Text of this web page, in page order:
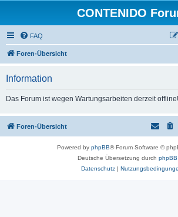
CONTENIDO
FAQ
Foren-Übersicht
Information
Das Forum ist wegen Wartungsarbeiten derzeit offline!
Foren-Übersicht
Powered by phpBB® Forum Software ©
Deutsche Übersetzung durch
Datenschutz|